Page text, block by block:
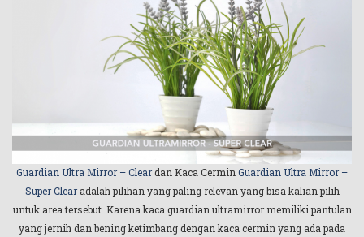
Guardian Ultra Mirror – Cleardan Kaca CerminGuardian Ultra Mirror –
Super Clearadalah pilihan yang paling relevan yang bisa kalian pilih
untuk area tersebut. Karena kaca guardian ultramirror memiliki pantulan
yang jernih dan bening ketimbang dengan kaca cermin yang ada pada